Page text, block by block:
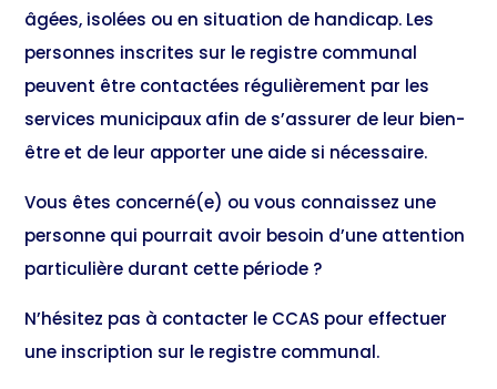
âgées, isolées ou en situation de handicap. Les
personnes inscrites sur le registre communal
peuvent être contactées régulièrement par les
services municipaux afin de s’assurer de leur bien-
être et de leur apporter une aide si nécessaire.
Vous êtes concerné(e) ou vous connaissez une
personne qui pourrait avoir besoin d’une attention
particulière durant cette période ?
N’hésitez pas à contacter le CCAS pour effectuer
une inscription sur le registre communal.